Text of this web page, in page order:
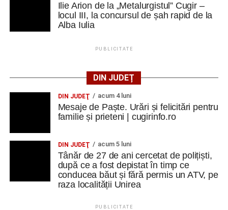
Ilie Arion de la „Metalurgistul” Cugir –
locul III, la concursul de șah rapid de la
Alba Iulia
PUBLICITATE
DIN JUDEȚ
DIN JUDEŢ acum 4 luni
Mesaje de Paște. Urări și felicitări pentru
familie și prieteni | cugirinfo.ro
DIN JUDEŢ acum 5 luni
Tânăr de 27 de ani cercetat de polițiști,
după ce a fost depistat în timp ce
conducea băut și fără permis un ATV, pe
raza localității Unirea
PUBLICITATE